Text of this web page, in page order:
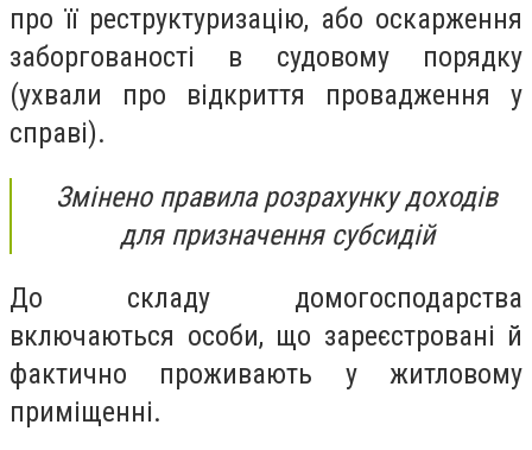
про її реструктуризацію, або оскарження
заборгованості в судовому порядку
(ухвали про відкриття провадження у
справі).
Змінено правила розрахунку доходів
для призначення субсидій
До складу домогосподарства
включаються особи, що зареєстровані й
фактично проживають у житловому
приміщенні.